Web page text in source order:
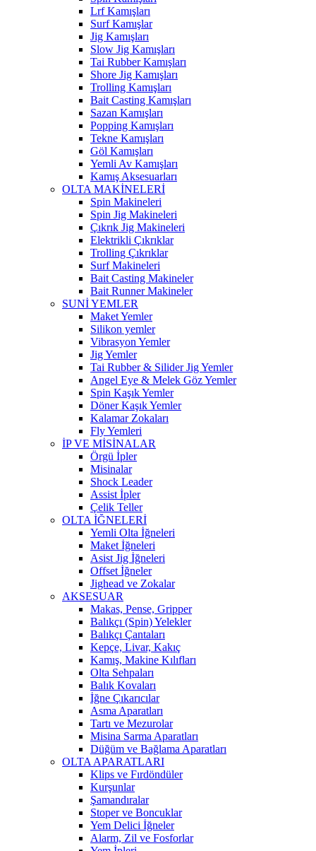
Lrf Kamışları
Surf Kamışlar
Jig Kamışları
Slow Jig Kamışları
Tai Rubber Kamışları
Shore Jig Kamışları
Trolling Kamışları
Bait Casting Kamışları
Sazan Kamışları
Popping Kamışları
Tekne Kamışları
Göl Kamışları
Yemli Av Kamışları
Kamış Aksesuarları
OLTA MAKİNELERİ
Spin Makineleri
Spin Jig Makineleri
Çıkrık Jig Makineleri
Elektrikli Çıkrıklar
Trolling Çıkrıklar
Surf Makineleri
Bait Casting Makineler
Bait Runner Makineler
SUNİ YEMLER
Maket Yemler
Silikon yemler
Vibrasyon Yemler
Jig Yemler
Tai Rubber & Silider Jig Yemler
Angel Eye & Melek Göz Yemler
Spin Kaşık Yemler
Döner Kaşık Yemler
Kalamar Zokaları
Fly Yemleri
İP VE MİSİNALAR
Örgü İpler
Misinalar
Shock Leader
Assist İpler
Çelik Teller
OLTA İĞNELERİ
Yemli Olta İğneleri
Maket İğneleri
Asist Jig İğneleri
Offset İğneler
Jighead ve Zokalar
AKSESUAR
Makas, Pense, Gripper
Balıkçı (Spin) Yelekler
Balıkçı Çantaları
Kepçe, Livar, Kakıç
Kamış, Makine Kılıfları
Olta Sehpaları
Balık Kovaları
İğne Çıkarıcılar
Asma Aparatları
Tartı ve Mezurolar
Misina Sarma Aparatları
Düğüm ve Bağlama Aparatları
OLTA APARATLARI
Klips ve Fırdöndüler
Kurşunlar
Şamandıralar
Stoper ve Boncuklar
Yem Delici İğneler
Alarm, Zil ve Fosforlar